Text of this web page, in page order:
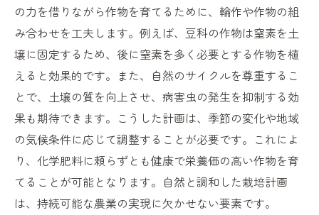
の力を借りながら作物を育てるために、輪作や作物の組
み合わせを工夫します。例えば、豆科の作物は窒素を土
壌に固定するため、後に窒素を多く必要とする作物を植
えると効果的です。また、自然のサイクルを尊重するこ
とで、土壌の質を向上させ、病害虫の発生を抑制する効
果も期待できます。こうした計画は、季節の変化や地域
の気候条件に応じて調整することが必要です。これによ
り、化学肥料に頼らずとも健康で栄養価の高い作物を育
てることが可能となります。自然と調和した栽培計画
は、持続可能な農業の実現に欠かせない要素です。